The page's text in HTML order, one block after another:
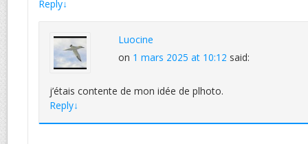
Reply↓
Luocine
on 1 mars 2025 at 10:12 said:
j’étais contente de mon idée de plhoto.
Reply↓